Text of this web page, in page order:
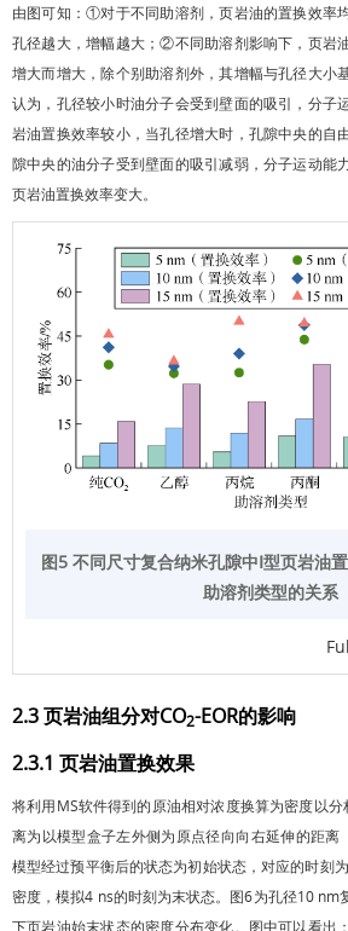
由图可知：①对于不同助溶剂，页岩油的置换效率
孔径越大，增幅越大；②不同助溶剂影响下，页岩
增大而增大，除个别助溶剂外，其增幅与孔径大小
认为，孔径较小时油分子会受到壁面的吸引，分子
岩油置换效率较小，当孔径增大时，孔隙中央的自
隙中央的油分子受到壁面的吸引减弱，分子运动能
页岩油置换效率变大。
图5 不同尺寸复合纳米孔隙中Ⅰ型页岩油
助溶剂类型的关系
2.3 页岩油组分对CO2-EOR的影响
2.3.1 页岩油置换效果
将利用MS软件得到的原油相对浓度换算为密度以
离为以模型盒子左外侧为原点径向向右延伸的距离
模型经过预平衡后的状态为初始状态，对应的时刻
密度，模拟4 ns的时刻为末状态。 图6为孔径10 nm
下页岩油始末状态的密度分布变化。图中可以看